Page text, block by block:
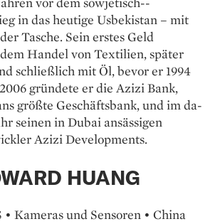
in das heutige Usbekistan – mit
Tasche. Sein erstes Geld
Handel von Textilien, später
schließlich mit Öl, bevor er 1994
gründete er die Azizi Bank,
größte Geschäftsbank, und im da­
seinen in Dubai ansässigen
Azizi Developments.
HUANG
• Kameras und Sensoren • China